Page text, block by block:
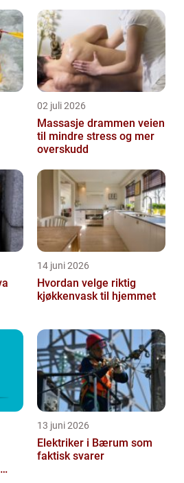
02 juli 2026
Massasje drammen veien
til mindre stress og mer
overskudd
14 juni 2026
Hvordan velge riktig
kjøkkenvask til hjemmet
13 juni 2026
Elektriker i Bærum som
faktisk svarer